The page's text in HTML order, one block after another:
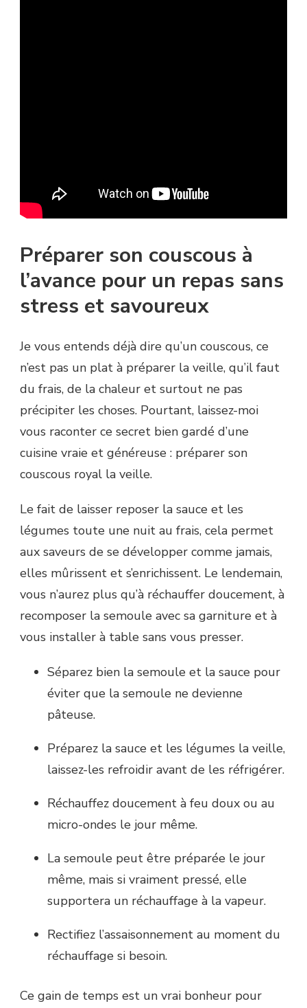
Préparer son couscous à
l’avance pour un repas sans
stress et savoureux
Je vous entends déjà dire qu’un couscous, ce
n’est pas un plat à préparer la veille, qu’il faut
du frais, de la chaleur et surtout ne pas
précipiter les choses. Pourtant, laissez-moi
vous raconter ce secret bien gardé d’une
cuisine vraie et généreuse : préparer son
couscous royal la veille.
Le fait de laisser reposer la sauce et les
légumes toute une nuit au frais, cela permet
aux saveurs de se développer comme jamais,
elles mûrissent et s’enrichissent. Le lendemain,
vous n’aurez plus qu’à réchauffer doucement, à
recomposer la semoule avec sa garniture et à
vous installer à table sans vous presser.
Séparez bien la semoule et la sauce pour
éviter que la semoule ne devienne
pâteuse.
Préparez la sauce et les légumes la veille,
laissez-les refroidir avant de les réfrigérer.
Réchauffez doucement à feu doux ou au
micro-ondes le jour même.
La semoule peut être préparée le jour
même, mais si vraiment pressé, elle
supportera un réchauffage à la vapeur.
Rectifiez l’assaisonnement au moment du
réchauffage si besoin.
Ce gain de temps est un vrai bonheur pour